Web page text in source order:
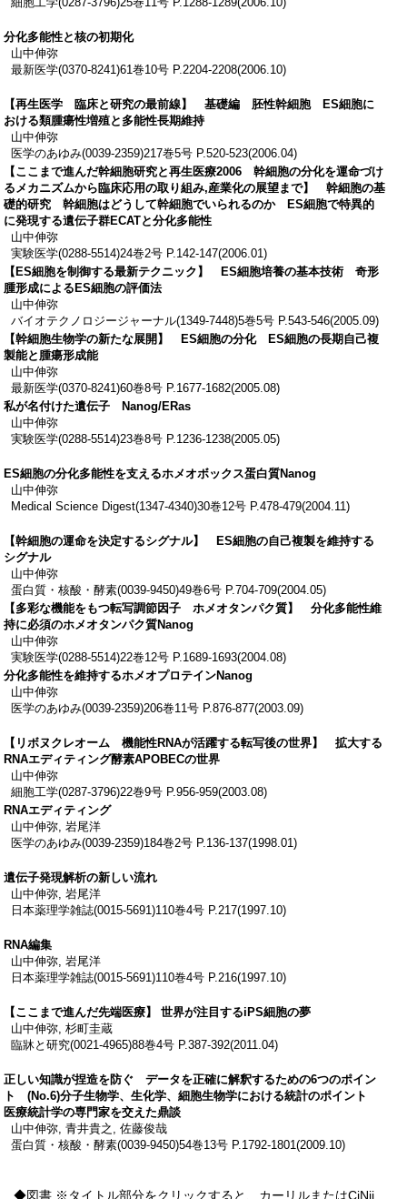
分化多能性と核の初期化
山中伸弥
最新医学(0370-8241)61巻10号 P.2204-2208(2006.10)
【再生医学 臨床と研究の最前線】 基礎編 胚性幹細胞 ES細胞に
おける類腫瘍性増殖と多能性長期維持
山中伸弥
医学のあゆみ(0039-2359)217巻5号 P.520-523(2006.04)
【ここまで進んだ幹細胞研究と再生医療2006 幹細胞の分化を運命づけ
るメカニズムから臨床応用の取り組み,産業化の展望まで】 幹細胞の基
礎的研究 幹細胞はどうして幹細胞でいられるのか ES細胞で特異的
に発現する遺伝子群ECATと分化多能性
山中伸弥
実験医学(0288-5514)24巻2号 P.142-147(2006.01)
【ES細胞を制御する最新テクニック】 ES細胞培養の基本技術 奇形
腫形成によるES細胞の評価法
山中伸弥
バイオテクノロジージャーナル(1349-7448)5巻5号 P.543-546(2005.09)
【幹細胞生物学の新たな展開】 ES細胞の分化 ES細胞の長期自己複
製能と腫瘍形成能
山中伸弥
最新医学(0370-8241)60巻8号 P.1677-1682(2005.08)
私が名付けた遺伝子 Nanog/ERas
山中伸弥
実験医学(0288-5514)23巻8号 P.1236-1238(2005.05)
ES細胞の分化多能性を支えるホメオボックス蛋白質Nanog
山中伸弥
Medical Science Digest(1347-4340)30巻12号 P.478-479(2004.11)
【幹細胞の運命を決定するシグナル】 ES細胞の自己複製を維持する
シグナル
山中伸弥
蛋白質・核酸・酵素(0039-9450)49巻6号 P.704-709(2004.05)
【多彩な機能をもつ転写調節因子 ホメオタンパク質】 分化多能性維
持に必須のホメオタンパク質Nanog
山中伸弥
実験医学(0288-5514)22巻12号 P.1689-1693(2004.08)
分化多能性を維持するホメオプロテインNanog
山中伸弥
医学のあゆみ(0039-2359)206巻11号 P.876-877(2003.09)
【リボヌクレオーム 機能性RNAが活躍する転写後の世界】 拡大する
RNAエディティング酵素APOBECの世界
山中伸弥
細胞工学(0287-3796)22巻9号 P.956-959(2003.08)
RNAエディティング
山中伸弥, 岩尾洋
医学のあゆみ(0039-2359)184巻2号 P.136-137(1998.01)
遺伝子発現解析の新しい流れ
山中伸弥, 岩尾洋
日本薬理学雑誌(0015-5691)110巻4号 P.217(1997.10)
RNA編集
山中伸弥, 岩尾洋
日本薬理学雑誌(0015-5691)110巻4号 P.216(1997.10)
【ここまで進んだ先端医療】 世界が注目するiPS細胞の夢
山中伸弥, 杉町圭蔵
臨牀と研究(0021-4965)88巻4号 P.387-392(2011.04)
正しい知識が捏造を防ぐ データを正確に解釈するための6つのポイン
ト (No.6)分子生物学、生化学、細胞生物学における統計のポイント
医療統計学の専門家を交えた鼎談
山中伸弥, 青井貴之, 佐藤俊哉
蛋白質・核酸・酵素(0039-9450)54巻13号 P.1792-1801(2009.10)
◆図書 ※タイトル部分をクリックすると、カーリルまたはCiNii